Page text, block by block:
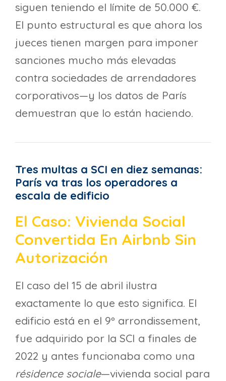
siguen teniendo el límite de 50.000 €.
El punto estructural es que ahora los
jueces tienen margen para imponer
sanciones mucho más elevadas
contra sociedades de arrendadores
corporativos—y los datos de París
demuestran que lo están haciendo.
Tres multas a SCI en diez semanas:
París va tras los operadores a
escala de edificio
El Caso: Vivienda Social
Convertida En Airbnb Sin
Autorización
El caso del 15 de abril ilustra
exactamente lo que esto significa. El
edificio está en el 9º arrondissement,
fue adquirido por la SCI a finales de
2022 y antes funcionaba como una
résidence sociale—vivienda social para